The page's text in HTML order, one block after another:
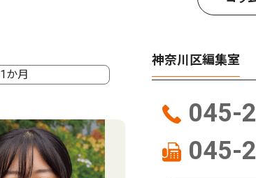
1か月
4
神奈川区編集室
045-
045-